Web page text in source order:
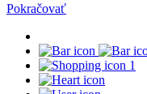
Pokračovať
1